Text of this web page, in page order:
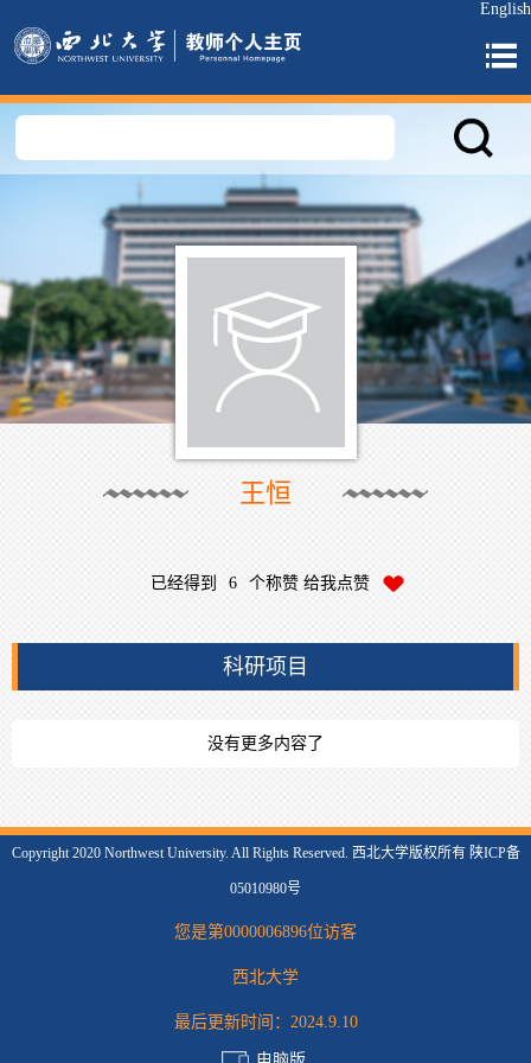
English
王恒
已经得到 6 个称赞 给我点赞
科研项目
没有更多内容了
Copyright 2020 Northwest University. All Rights Reserved. 西北大学版权所有 陕ICP备
05010980号
您是第0000006896位访客
西北大学
最后更新时间： 2024.9.10